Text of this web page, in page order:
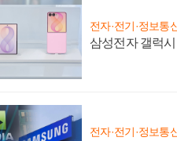
전자·전기·정보통
삼성전자 갤럭
전자·전기·정보통